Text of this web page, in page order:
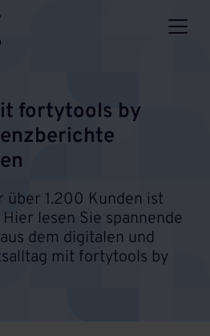
fortytools by
über 1.200 Kunden ist
lesen Sie spannende
dem digitalen und
mit fortytools by